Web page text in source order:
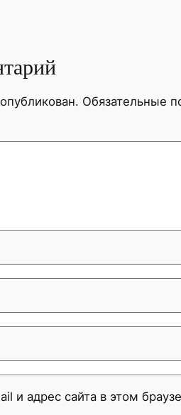
Обязательные
и адрес сайта в этом